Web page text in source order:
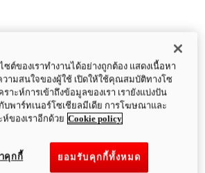
ซต์ของเราทำงานได้อย่างถูกต้อง แสดงเนื้อหา
ามสนใจของผู้ใช้ เปิดให้ใช้คุณสมบัติทางโซ
ราะห์การเข้าถึงข้อมูลของเรา เรายังแบ่งปัน
พาร์ทเนอร์โซเชียลมีเดีย การโฆษณาและ
ห์ของเราอีกด้วย Cookie policy
ยอมรับคุกกี้ทั้งหมด
คุกกี้